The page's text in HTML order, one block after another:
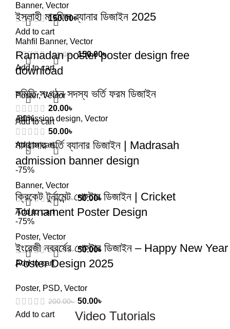
Banner, Vector
150.00৳
Add to cart
ইসলাহী মাহফিল ব্যানার ডিজাইন 2025
Mahfil Banner, Vector
180.00৳ 150.00৳
Add to cart
Ramadan poster poster design free
download
Poster,Vector
20.00৳
Add to cart
সমিতি সংগঠন সদস্য ভর্তি ফরম ডিজাইন
Admission design, Vector
50.00৳
Add to cart
-80%
মাদ্রাসার ভর্তি ব্যানার ডিজাইন | Madrasah
admission banner design
Banner, Vector
250.00৳ 50.00৳
Add to cart
-75%
ক্রিকেট টুর্নামেন্ট পোস্টার ডিজাইন | Cricket
Tournament Poster Design
Poster, Vector
200.00৳ 50.00৳
Add to cart
-75%
ইংরেজী নববর্ষের পোস্টার ডিজাইন – Happy New Year
Poster Design 2025
Poster, PSD, Vector
200.00৳ 50.00৳
Add to cart
Video Tutorials